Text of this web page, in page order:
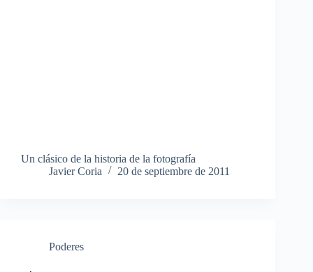
Un clásico de la historia de la fotografía
Javier Coria
20 de septiembre de 2011
Poderes